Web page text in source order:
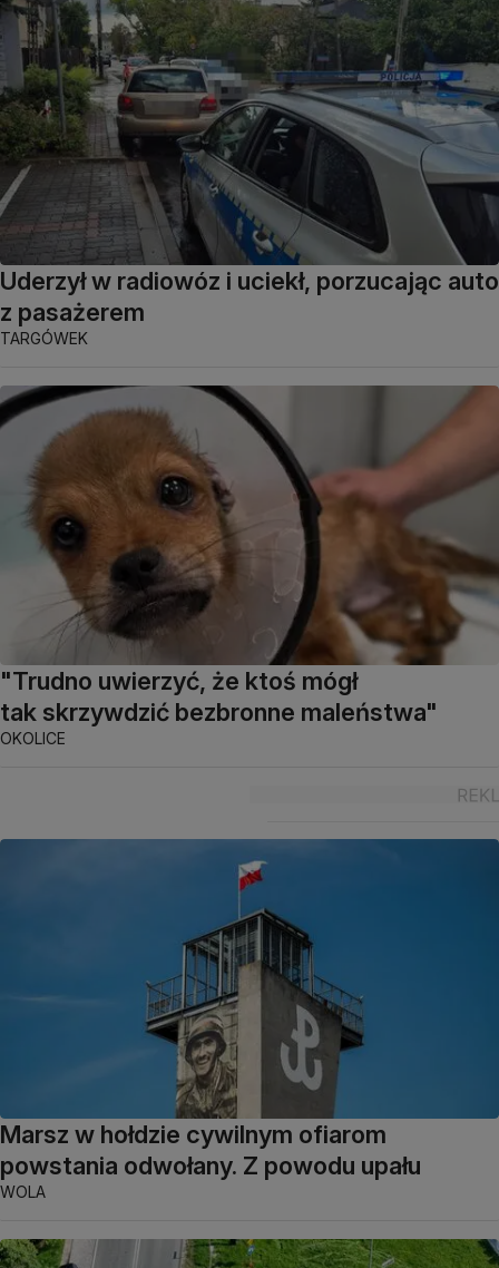
Uderzył w radiowóz i uciekł, porzucając auto
z pasażerem
TARGÓWEK
"Trudno uwierzyć, że ktoś mógł
tak skrzywdzić bezbronne maleństwa"
OKOLICE
Marsz w hołdzie cywilnym ofiarom
powstania odwołany. Z powodu upału
WOLA